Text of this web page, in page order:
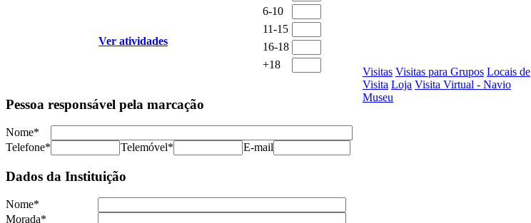
Ver atividades
6-10
11-15
16-18
+18
Pessoa responsável pela marcação
Nome*
Telefone* Telemóvel* E-mail
Dados da Instituição
Nome*
Morada*
Visitas Visitas para Grupos Locais de
Visita Loja Visita Virtual - Navio
Museu